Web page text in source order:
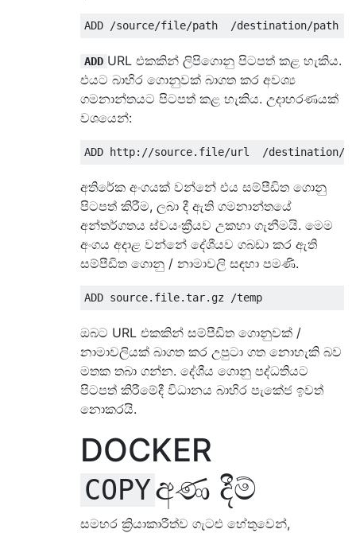
ADD URL එකකින් ලිපිගොනු පිටපත් කළ හැකිය.
එයට බාහිර ගොනුවක් බාගත කර අවශ්‍ය
ගමනාන්තයට පිටපත් කළ හැකිය. උදාහරණයක්
වශයෙන්:
අතිරේක අංගයක් වන්නේ එය සම්පීඩිත ගොනු
පිටපත් කිරීම, ලබා දී ඇති ගමනාන්තයේ
අන්තර්ගතය ස්වයංක්‍රීයව උකහා ගැනීමයි. මෙම
අංගය අදාළ වන්නේ දේශීයව ගබඩා කර ඇති
සම්පීඩිත ගොනු / නාමාවලි සඳහා පමණි.
ඔබට URL එකකින් සම්පීඩිත ගොනුවක් /
නාමාවලියක් බාගත කර උපුටා ගත නොහැකි බව
මතක තබා ගන්න. දේශීය ගොනු පද්ධතියට
පිටපත් කිරීමේදී විධානය බාහිර පැකේජ ඉවත්
නොකරයි.
DOCKER
COPYඅණ දීම්
සමහර ක්‍රියාකාරීත්ව ගැටළු හේතුවෙන්,